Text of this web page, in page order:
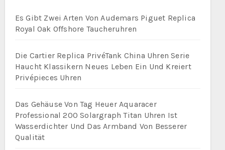
Es Gibt Zwei Arten Von Audemars Piguet Replica
Royal Oak Offshore Taucheruhren
Die Cartier Replica PrivéTank China Uhren Serie
Haucht Klassikern Neues Leben Ein Und Kreiert
Privépieces Uhren
Das Gehäuse Von Tag Heuer Aquaracer
Professional 200 Solargraph Titan Uhren Ist
Wasserdichter Und Das Armband Von Besserer
Qualität